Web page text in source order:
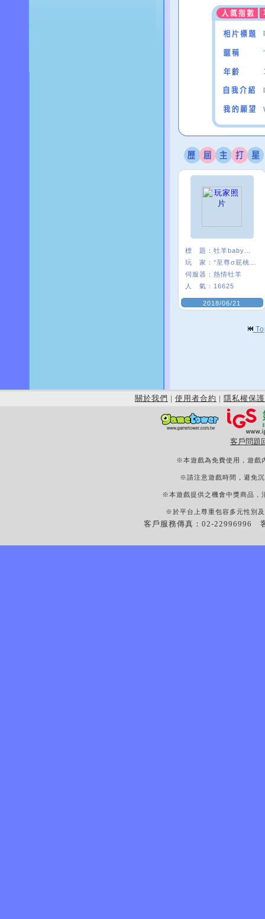
標 題：
玩 家：
伺服器： 熱情牡羊
人 氣： 16625
2018/06/21
關於我們 | 使用者合約 | 隱私權保護
客戶問題
※本遊戲為免費使用，遊戲
※請注意遊戲時間，避免
※本遊戲提供之機會中獎商品，
※於平台上尊重包容多元性別
客戶服務傳真：02-22996996